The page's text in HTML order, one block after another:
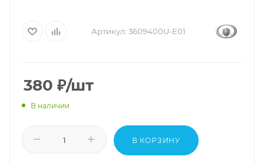
Артикул: 3609400U-E01
380 ₽/шт
В наличии
В КОРЗИНУ